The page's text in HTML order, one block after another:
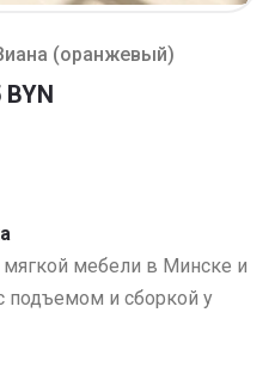
(оранжевый)
BYN
мягкой мебели в Минске и
подъемом и сборкой у